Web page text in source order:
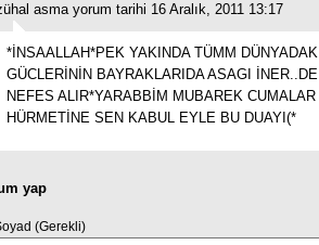
asma yorum tarihi 16 Aralık, 2011 13:17
*İNSAALLAH*PEK YAKINDA TÜMM
GÜCLERİNİN BAYRAKLARIDA ASAGI
NEFES ALIR*YARABBİM MUBAREK
HÜRMETİNE SEN KABUL EYLE BU DUAYI(*
yap
(Gerekli)